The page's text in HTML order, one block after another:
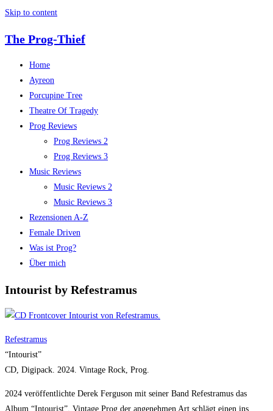
Skip to content
The Prog-Thief
Home
Ayreon
Porcupine Tree
Theatre Of Tragedy
Prog Reviews
Prog Reviews 2
Prog Reviews 3
Music Reviews
Music Reviews 2
Music Reviews 3
Rezensionen A-Z
Female Driven
Was ist Prog?
Über mich
Intourist by Refestramus
Refestramus
“Intourist”
CD, Digipack. 2024. Vintage Rock, Prog.
2024 veröffentlichte Derek Ferguson mit seiner Band Refestramus das
Album “Intourist”. Vintage Prog der angenehmen Art schlägt einen ins